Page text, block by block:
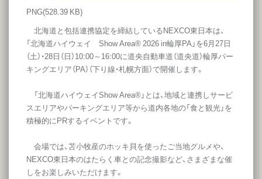
PNG(528.39 KB)
北海道と包括連携協定を締結しているNEXCO東日本は、
「北海道ハイウェイ Show Area® 2026 in輪厚PA」を6月27日
（土）・28日（日）10:00～16:00に道央自動車道（道央道）輪厚パー
キングエリア（PA）（下り線・札幌方面）で開催します。
「北海道ハイウェイShow Area®」とは、地域と連携しサービ
スエリアやパーキングエリア等から道内各地の「食と観光」を
積極的にPRするイベントです。
会場では、苫小牧産のホッキ貝を使ったご当地グルメや、
NEXCO東日本のはたらく車との記念撮影など、さまざまな催
しをお楽しみいただけます。